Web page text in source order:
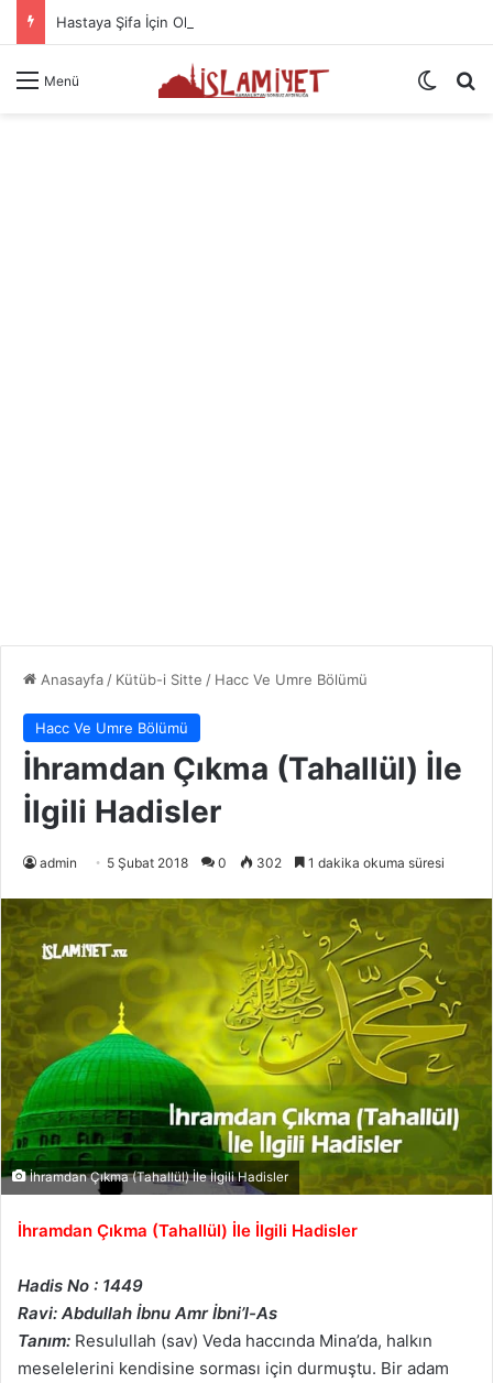
Hastaya Şifa İçin Okunacak Dualar
Menü Dış
Anasayfa/ Kütüb-i Sitte / Hacc Ve Umre Bölümü
Hacc Ve Umre Bölümü
İhramdan Çıkma (Tahallül) İle
İlgili Hadisler
admin 5 Şubat 2018 0 302 1 dakika okuma süresi
İhramdan Çıkma (Tahallül) İle İlgili Hadisler
İhramdan Çıkma (Tahallül) İle İlgili Hadisler
Hadis No : 1449
Ravi: Abdullah İbnu Amr İbni’l-As
Tanım: Resulullah (sav) Veda haccında Mina’da, halkın
meselelerini kendisine sorması için durmuştu. Bir adam